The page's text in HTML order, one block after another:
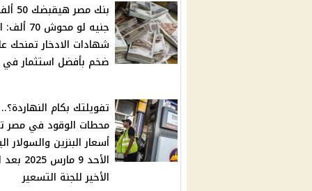
بنك مصر
جنيه لو
شهادات الادخار تمنحك
ضخم بأفضل استثمار في 2025
تفويلتك بكام النهاردة؟..
محطات الوقود في مصر
أسعار البنزين والسولار
الأحد 9
الأخير للجنة التسعير